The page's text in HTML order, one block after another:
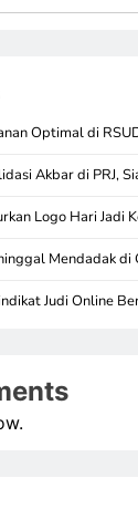
Optimal di
Akbar di PRJ,
Logo Hari Jadi
Mendadak di
Judi Online